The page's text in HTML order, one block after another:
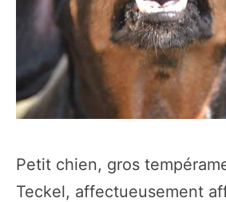
Petit chien, gros
Teckel, affectueusement